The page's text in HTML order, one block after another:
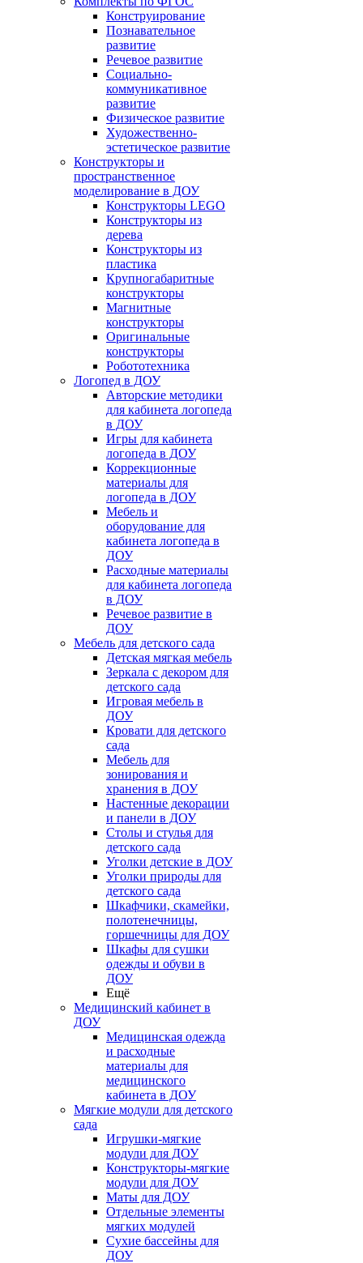
Конструирование
Познавательное
развитие
Речевое развитие
Социально-
коммуникативное
развитие
Физическое развитие
Художественно-
эстетическое развитие
Конструкторы и
пространственное
моделирование в ДОУ
Конструкторы LEGO
Конструкторы из
дерева
Конструкторы из
пластика
Крупногабаритные
конструкторы
Магнитные
конструкторы
Оригинальные
конструкторы
Робототехника
Логопед в ДОУ
Авторские методики
для кабинета логопеда
в ДОУ
Игры для кабинета
логопеда в ДОУ
Коррекционные
материалы для
логопеда в ДОУ
Мебель и
оборудование для
кабинета логопеда в
ДОУ
Расходные материалы
для кабинета логопеда
в ДОУ
Речевое развитие в
ДОУ
Мебель для детского сада
Детская мягкая мебель
Зеркала с декором для
детского сада
Игровая мебель в
ДОУ
Кровати для детского
сада
Мебель для
зонирования и
хранения в ДОУ
Настенные декорации
и панели в ДОУ
Столы и стулья для
детского сада
Уголки детские в ДОУ
Уголки природы для
детского сада
Шкафчики, скамейки,
полотенечницы,
горшечницы для ДОУ
Шкафы для сушки
одежды и обуви в
ДОУ
Ещё
Медицинский кабинет в
ДОУ
Медицинская одежда
и расходные
материалы для
медицинского
кабинета в ДОУ
Мягкие модули для детского
сада
Игрушки-мягкие
модули для ДОУ
Конструкторы-мягкие
модули для ДОУ
Маты для ДОУ
Отдельные элементы
мягких модулей
Сухие бассейны для
ДОУ